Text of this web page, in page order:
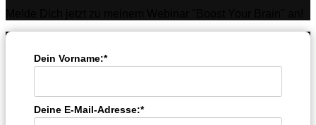
Dein Vorname:*
Deine E-Mail-Adresse:*